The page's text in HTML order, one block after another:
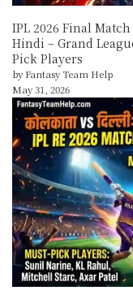
IPL 2026 Final
Hindi – Grand
Pick Players
by Fantasy Team Help
May 31, 2026